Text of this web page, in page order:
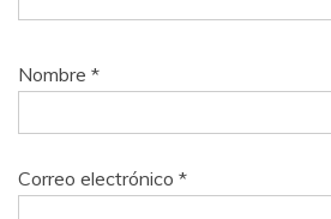
Nombre *
Correo electrónico *